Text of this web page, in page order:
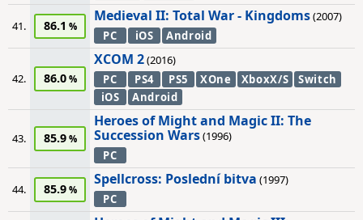
41. 86.1
Medieval II: Total War - Kingdoms(2007)
PC
iOS Android
42. 86.0
XCOM 2(2016)
PC
PS4 PS5 XOne XboxX/S
Switch
iOS
Android
43. 85.9
Heroes of Might and Magic II: The
Succession Wars(1996)
PC
44. 85.9
Spellcross: Poslední bitva (1997)
PC